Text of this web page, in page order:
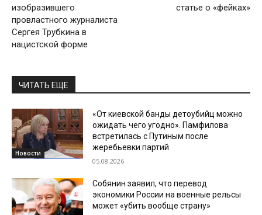
изобразившего
провластного журналиста
Сергея Трубкина в
нацистской форме
статье о «фейках»
ЧИТАТЬ ЕЩЕ
Новости
«От киевской банды детоубийц можно
ожидать чего угодно». Памфилова
встретилась с Путиным после
жеребьевки партий
05.08.2026
Собянин заявил, что перевод
экономики России на военные рельсы
может «убить вообще страну»